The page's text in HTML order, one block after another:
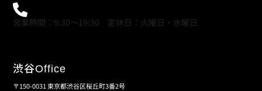
営業時間：9:30～19:30 定休日：火曜日・水曜日
渋谷Office
〒150-0031 東京都渋谷区桜丘町3番2号